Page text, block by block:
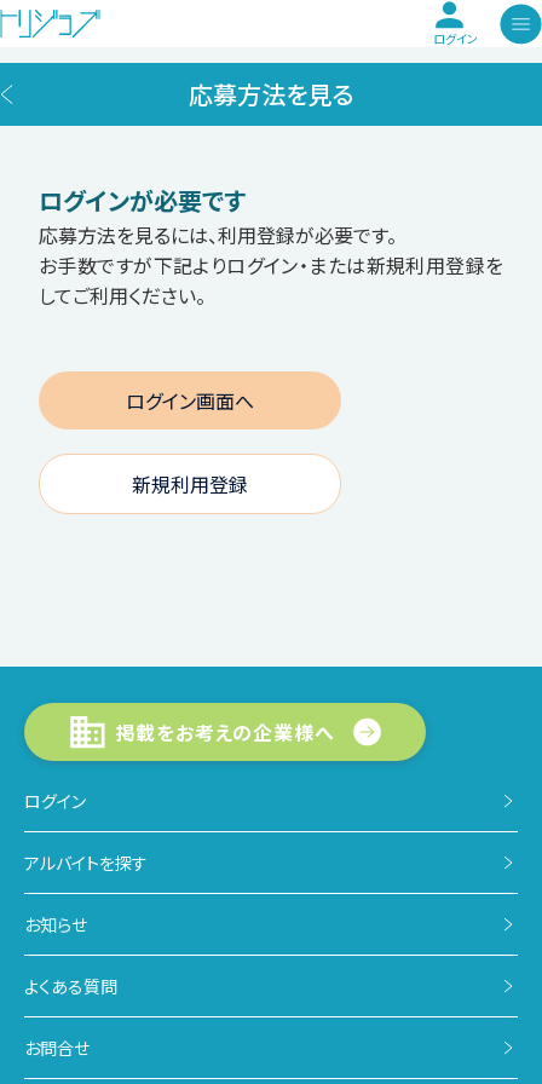
ログイン
応募方法を見る
ログインが必要です
応募方法を見るには、利用登録が必要です。
お手数ですが下記よりログイン・または新規利用登録を
してご利用ください。
ログイン画面へ
新規利用登録
掲載をお考えの企業様へ
ログイン
アルバイトを探す
お知らせ
よくある質問
お問合せ